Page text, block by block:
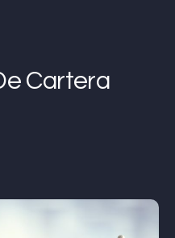
Cartera